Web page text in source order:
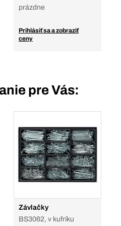
prázdne
Prihlásiť sa a zobraziť
ceny
pre Vás:
Závlačky
BS3062, v kufríku